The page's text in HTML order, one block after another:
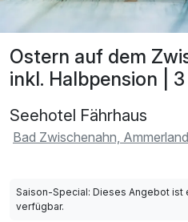
Ostern auf dem
inkl. Halbpension | 3
Seehotel Fährhaus
Bad Zwischenahn, Ammerland
Saison-Special: Dieses Angebot ist
verfügbar.